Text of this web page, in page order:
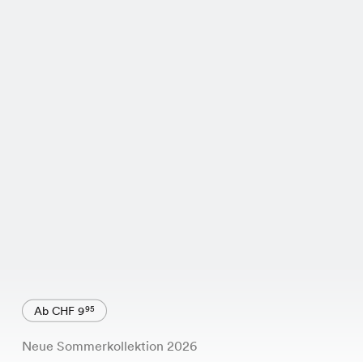
Ab CHF 995
Neue Sommerkollektion 2026